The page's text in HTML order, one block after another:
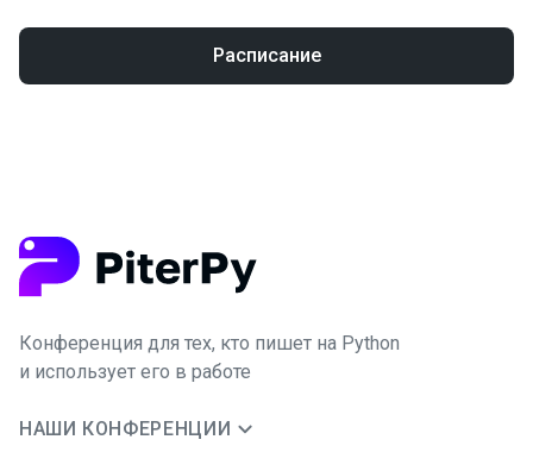
Расписание
Конференция для тех, кто пишет на Python
и использует его в работе
НАШИ КОНФЕРЕНЦИИ